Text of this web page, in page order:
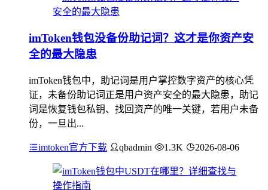
imToken钱包没备份助记词？这才是你资产安
全的最大隐患
imToken钱包中，助记词是用户掌控数字资产的核心凭
证，未备份助记词正是用户资产安全的最大隐患，助记
词是恢复钱包私钥、找回资产的唯一关键，若用户未备
份，一旦出...
imtoken官方下载 qbadmin 1.3K 2026-08-06